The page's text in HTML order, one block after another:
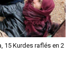
15 Kurdes raflés en 2